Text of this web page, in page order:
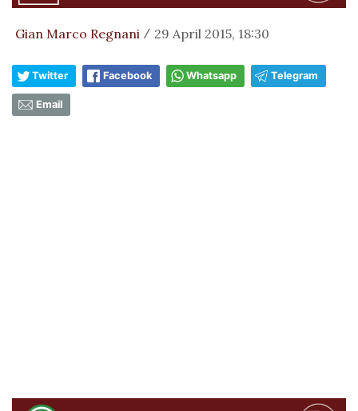
Gian Marco Regnani / 29 April 2015, 18:30
Twitter Facebook Whatsapp Telegram
Email